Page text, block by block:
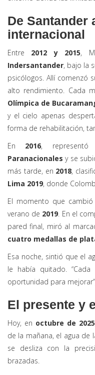
De Santander
internacional
Entre 2012 y 2015,
Indersantander, bajo la
psicólogos. Allí comenzó
alto rendimiento. Cada
Olímpica de
y el cielo apenas
forma de rehabilitación,
En 2016,
Paranacionales y se
más tarde, en 2018,
Lima 2019, donde
El momento que
verano de 2019. En el
pared final, miró al
cuatro medallas de
Esa noche, sintió que el
le había quitado.
oportunidad para
El presente y
Hoy, en octubre de 2025
de la mañana, el agua de
se desliza con la
brazadas.